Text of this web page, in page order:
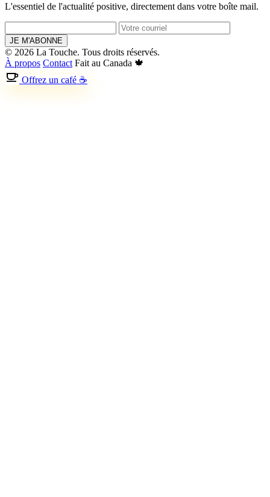
L'essentiel de l'actualité positive, directement dans votre boîte mail.
JE M'ABONNE
© 2026 La Touche. Tous droits réservés.
À propos Contact Fait au Canada 🍁
Offrez un café ☕